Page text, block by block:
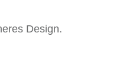
Design.